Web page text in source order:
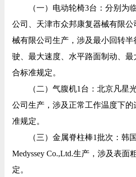
（一）电动轮椅3台：分别为临
公司、天津市众邦康复器械有限
械有限公司生产，涉及最小回转
驶、最大速度、水平路面制动、
合标准规定。
（二）气腹机1台：北京凡星光
公司生产，涉及正常工作温度下
准规定。
（三）金属脊柱棒1批次：韩国
Medyssey Co.,Ltd.生产，涉及表面
定。